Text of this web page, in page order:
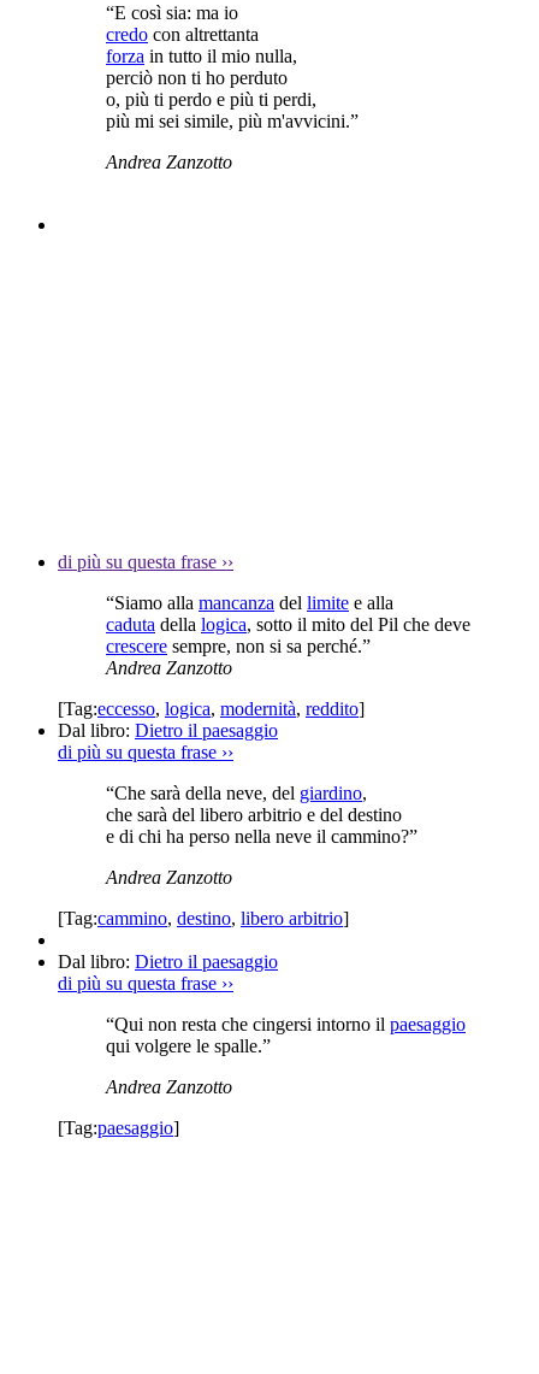
“E così sia: ma io
credo con altrettanta
forza in tutto il mio nulla,
perciò non ti ho perduto
o, più ti perdo e più ti perdi,
più mi sei simile, più m'avvicini.”
Andrea Zanzotto
di più su questa frase ››
“Siamo alla mancanza del limite e alla
caduta della logica, sotto il mito del Pil che deve
crescere sempre, non si sa perché.”
Andrea Zanzotto
[Tag:eccesso, logica, modernità, reddito]
Dal libro: Dietro il paesaggio
di più su questa frase ››
“Che sarà della neve, del giardino,
che sarà del libero arbitrio e del destino
e di chi ha perso nella neve il cammino?”
Andrea Zanzotto
[Tag:cammino, destino, libero arbitrio]
Dal libro: Dietro il paesaggio
di più su questa frase ››
“Qui non resta che cingersi intorno il paesaggio
qui volgere le spalle.”
Andrea Zanzotto
[Tag:paesaggio]